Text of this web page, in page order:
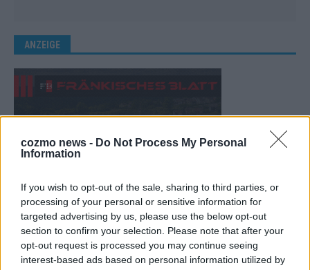
cozmo news - Do Not Process My Personal
Information
If you wish to opt-out of the sale, sharing to third parties, or
processing of your personal or sensitive information for
targeted advertising by us, please use the below opt-out
section to confirm your selection. Please note that after your
opt-out request is processed you may continue seeing
interest-based ads based on personal information utilized by
ANZEIGE